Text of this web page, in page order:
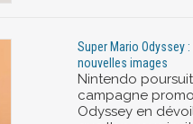
Super Mario Odyssey
nouvelles images
Nintendo
campagne
Odyssey en